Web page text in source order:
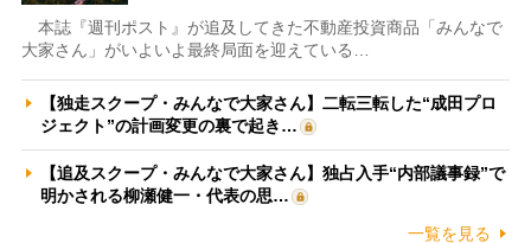
本誌『週刊ポスト』が追及してきた不動産投資商品「みんなで
大家さん」がいよいよ最終局面を迎えている…
【独走スクープ・みんなで大家さん】二転三転した“成田プロ
ジェクト”の計画変更の裏で起き…
【追及スクープ・みんなで大家さん】独占入手“内部議事録”で
明かされる柳瀬健一・代表の思…
一覧を見る